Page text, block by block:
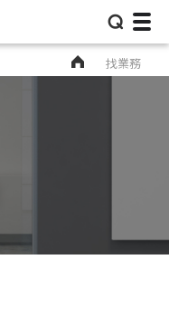
⌕
找業務